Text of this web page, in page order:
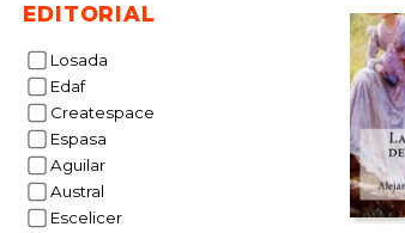
EDITORIAL
Losada
Edaf
Createspace
Espasa
Aguilar
Austral
Escelicer
15%
dcto.